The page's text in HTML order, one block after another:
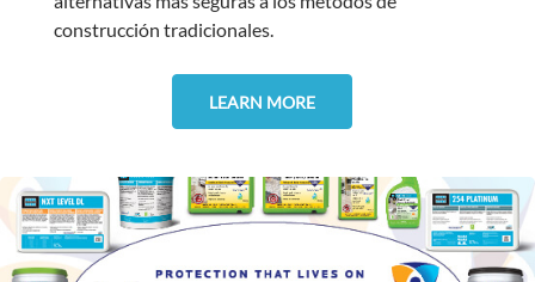
construcción tradicionales.
LEARN MORE